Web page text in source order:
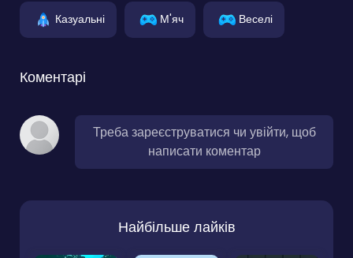
Казуальні М'яч Веселі
Коментарі
Треба зареєструватися чи увійти, щоб
написати коментар
Найбільше лайків